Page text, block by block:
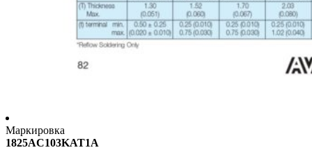
Маркировка
1825AC103KAT1A